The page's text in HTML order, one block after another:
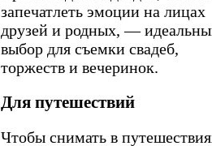
запечатлеть эмоции на лицах
друзей и родных, —
выбор для съемки свадеб,
торжеств и вечеринок.
Для путешествий
Чтобы снимать в